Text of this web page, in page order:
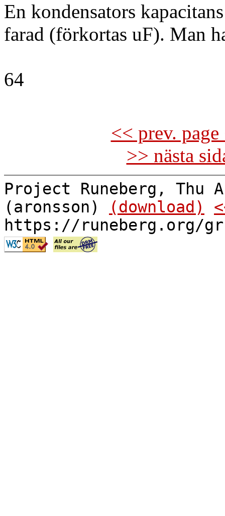
En kondensators
farad (förkortas uF). Man
64
<< prev.
>> nästa
Project Runeberg, Thu
(aronsson)
(download)
https://runeberg.org/